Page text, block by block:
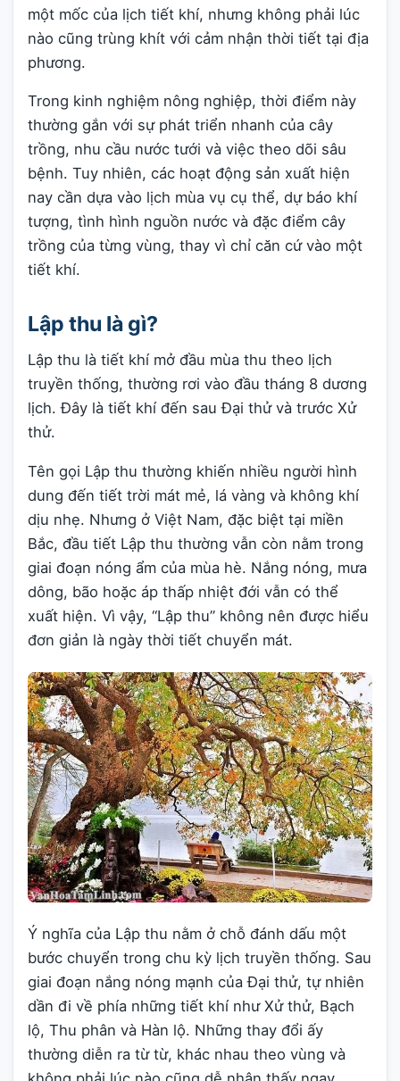
một mốc của lịch tiết khí, nhưng không phải lúc
nào cũng trùng khít với cảm nhận thời tiết tại địa
phương.
Trong kinh nghiệm nông nghiệp, thời điểm này
thường gắn với sự phát triển nhanh của cây
trồng, nhu cầu nước tưới và việc theo dõi sâu
bệnh. Tuy nhiên, các hoạt động sản xuất hiện
nay cần dựa vào lịch mùa vụ cụ thể, dự báo khí
tượng, tình hình nguồn nước và đặc điểm cây
trồng của từng vùng, thay vì chỉ căn cứ vào một
tiết khí.
Lập thu là gì?
Lập thu là tiết khí mở đầu mùa thu theo lịch
truyền thống, thường rơi vào đầu tháng 8 dương
lịch. Đây là tiết khí đến sau Đại thử và trước Xử
thử.
Tên gọi Lập thu thường khiến nhiều người hình
dung đến tiết trời mát mẻ, lá vàng và không khí
dịu nhẹ. Nhưng ở Việt Nam, đặc biệt tại miền
Bắc, đầu tiết Lập thu thường vẫn còn nằm trong
giai đoạn nóng ẩm của mùa hè. Nắng nóng, mưa
dông, bão hoặc áp thấp nhiệt đới vẫn có thể
xuất hiện. Vì vậy, “Lập thu” không nên được hiểu
đơn giản là ngày thời tiết chuyển mát.
Ý nghĩa của Lập thu nằm ở chỗ đánh dấu một
bước chuyển trong chu kỳ lịch truyền thống. Sau
giai đoạn nắng nóng mạnh của Đại thử, tự nhiên
dần đi về phía những tiết khí như Xử thử, Bạch
lộ, Thu phân và Hàn lộ. Những thay đổi ấy
thường diễn ra từ từ, khác nhau theo vùng và